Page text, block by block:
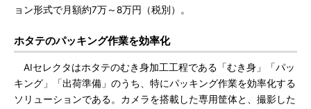
ョン形式で月額約7万～8万円（税別）。
ホタテのパッキング作業を効率化
AIセレクタはホタテのむき身加工工程である「むき身」「パッ
キング」「出荷準備」のうち、特にパッキング作業を効率化する
ソリューションである。カメラを搭載した専用筐体と、撮影した